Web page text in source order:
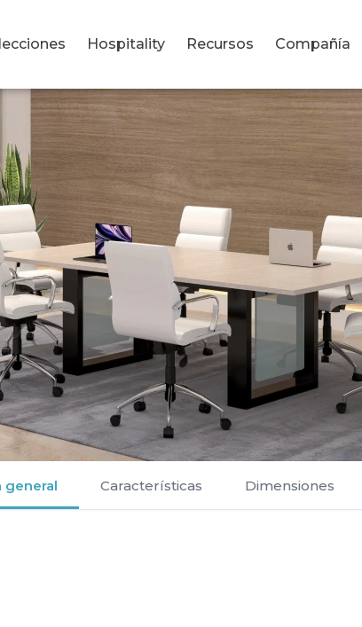
Hospitality Recursos Compañía
general Características Dimensiones